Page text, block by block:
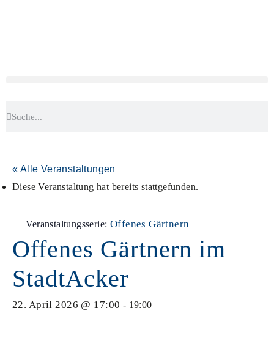
« Alle Veranstaltungen
Diese Veranstaltung hat bereits stattgefunden.
Veranstaltungsserie: Offenes Gärtnern
Offenes Gärtnern im
StadtAcker
22. April 2026 @ 17:00 - 19:00